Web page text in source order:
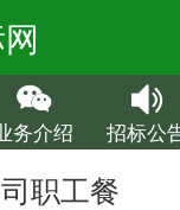
务介绍 招标公
职工餐